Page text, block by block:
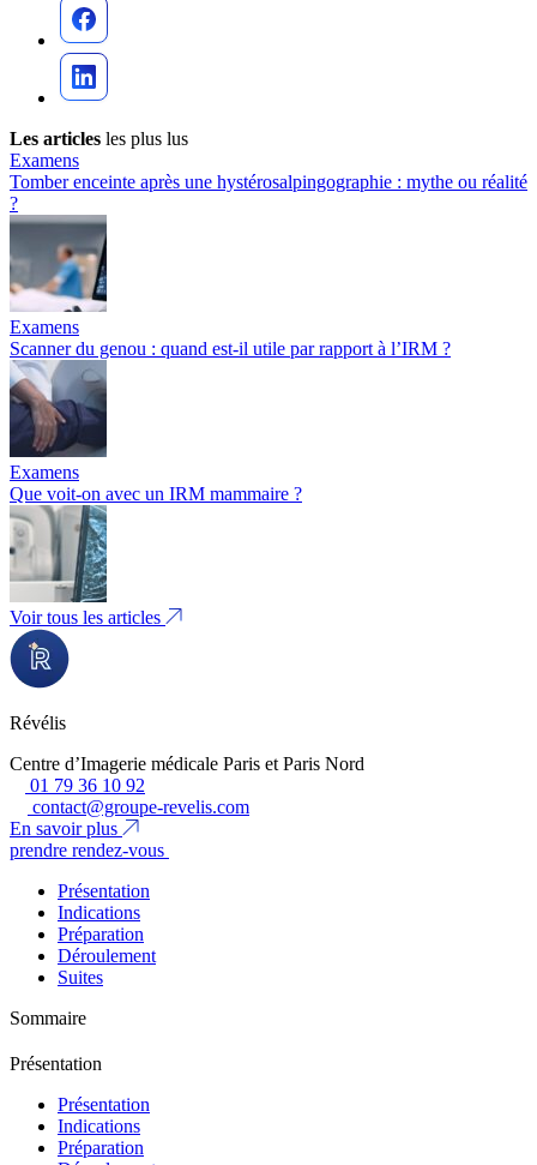
Les articles les plus lus
Examens
Tomber enceinte après une hystérosalpingographie : mythe ou réalité
?
Examens
Scanner du genou : quand est-il utile par rapport à l’IRM ?
Examens
Que voit-on avec un IRM mammaire ?
Voir tous les articles
Révélis
Centre d’Imagerie médicale Paris et Paris Nord
01 79 36 10 92
contact@groupe-revelis.com
En savoir plus
prendre rendez-vous
Présentation
Indications
Préparation
Déroulement
Suites
Sommaire
Présentation
Présentation
Indications
Préparation